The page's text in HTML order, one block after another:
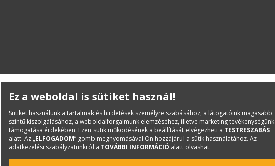
Ez a weboldal is sütiket használ!
Sütiket használunk a tartalmak és hirdetések személyre szabásához, a látogatóink magasabb
szintű kiszolgálásához, a weboldalforgalmunk elemzéséhez, illetve marketing tevékenységünk
támogatása érdekében. Ezen sütik működésének a beállítását elvégezheti a TESTRESZABÁS
alatt. Az „ELFOGADOM” gomb megnyomásával Ön hozzájárul a sütik használatához. Az
adatkezelési szabályzatunkról a TOVÁBBI INFORMÁCIÓ alatt olvashat.